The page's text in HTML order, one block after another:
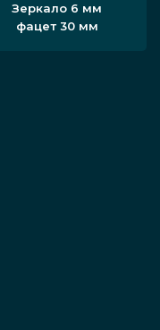
Зеркало 6 мм
фацет 30 мм